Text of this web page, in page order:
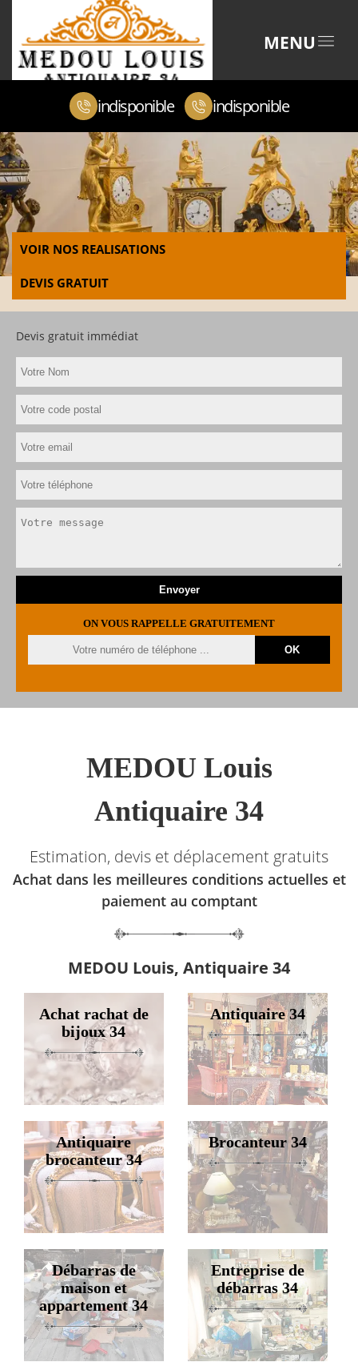
MENU
indisponible indisponible
VOIR NOS REALISATIONS
DEVIS GRATUIT
Devis gratuit immédiat
ON VOUS RAPPELLE GRATUITEMENT
MEDOU Louis
Antiquaire 34
Estimation, devis et déplacement gratuits
Achat dans les meilleures conditions actuelles et
paiement au comptant
MEDOU Louis, Antiquaire 34
Achat rachat de
bijoux 34
Antiquaire 34
Antiquaire
brocanteur 34
Brocanteur 34
Débarras de
maison et
appartement 34
Entreprise de
débarras 34